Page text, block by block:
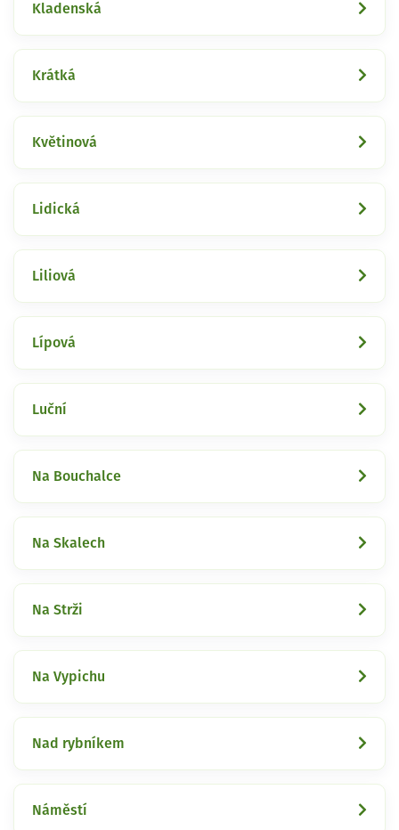
Kladenská
Krátká
Květinová
Lidická
Liliová
Lípová
Luční
Na Bouchalce
Na Skalech
Na Strži
Na Vypichu
Nad rybníkem
Náměstí